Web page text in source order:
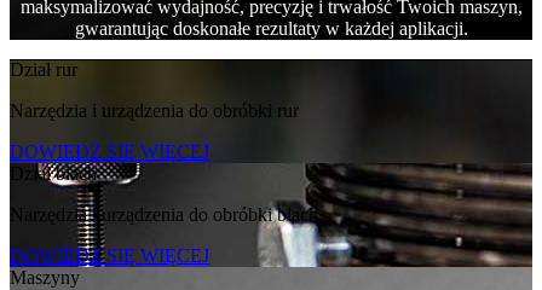
maksymalizować wydajność, precyzję i trwałość Twoich maszyn,
gwarantując doskonałe rezultaty w każdej aplikacji.
Dział rur
Narzędzia i urządzenia do obróbki rur
DOWIEDZ SIĘ WIĘCEJ
Dział blach
Narzędzia i urządzenia do obróbki blach
DOWIEDZ SIĘ WIĘCEJ
Maszyny